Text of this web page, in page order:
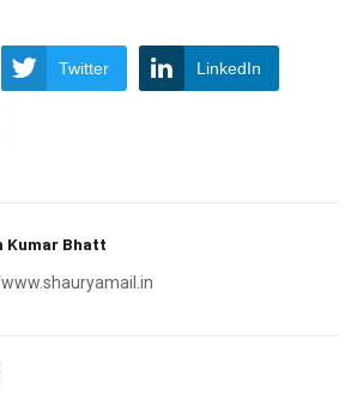
Twitter LinkedIn
Kumar Bhatt